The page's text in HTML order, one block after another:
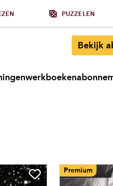
PUZZELEN
Bekijk
werkboeken
Premium